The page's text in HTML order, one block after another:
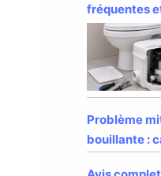
fréquentes
Problème
bouillante :